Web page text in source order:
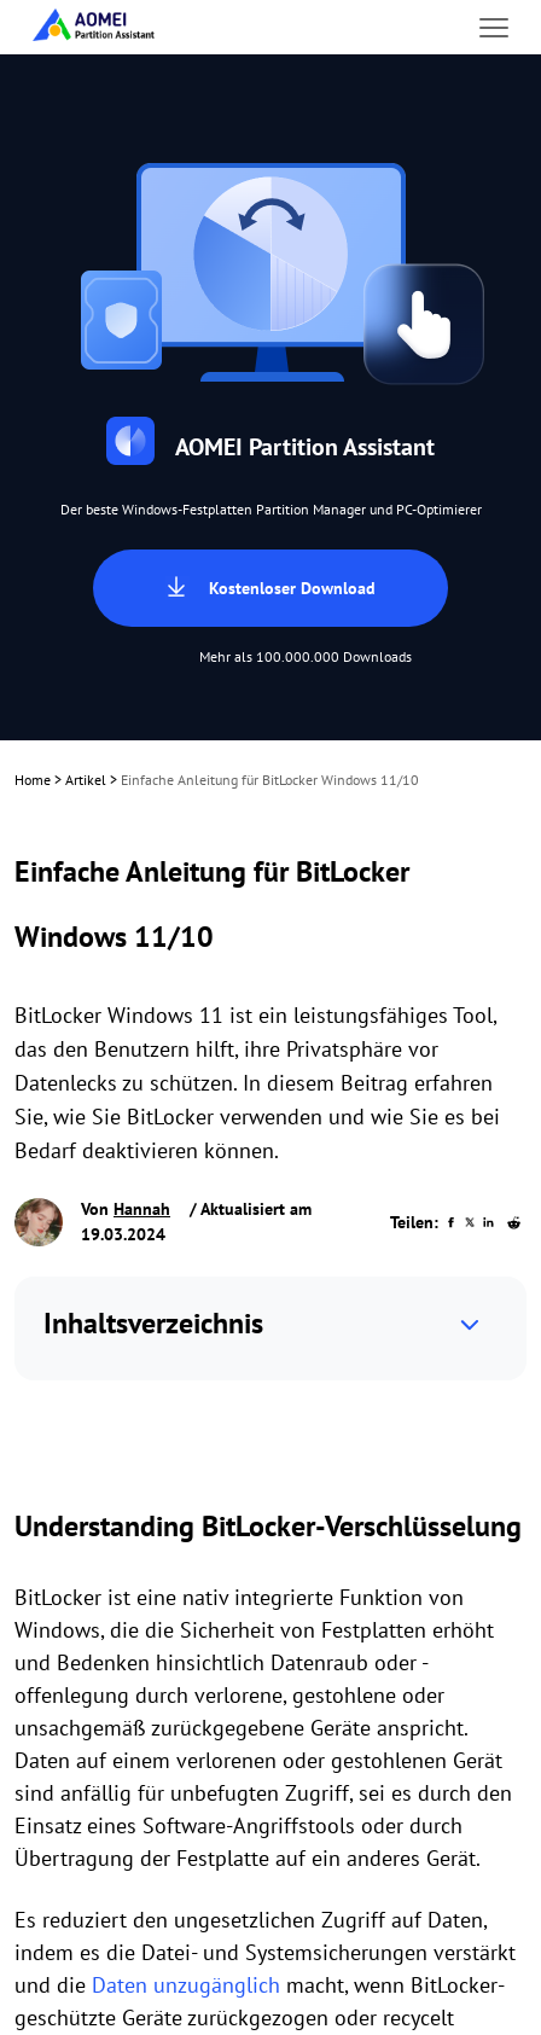
AOMEI Partition Assistant
Der beste Windows-Festplatten Partition Manager und PC-Optimierer
Kostenloser Download
Mehr als 100.000.000 Downloads
Home > Artikel > Einfache Anleitung für BitLocker Windows 11/10
Einfache Anleitung für BitLocker
Windows 11/10
BitLocker Windows 11 ist ein leistungsfähiges Tool,
das den Benutzern hilft, ihre Privatsphäre vor
Datenlecks zu schützen. In diesem Beitrag erfahren
Sie, wie Sie BitLocker verwenden und wie Sie es bei
Bedarf deaktivieren können.
Von Hannah
/ Aktualisiert am
19.03.2024
Teilen:
Inhaltsverzeichnis
Understanding BitLocker-Verschlüsselung
BitLocker ist eine nativ integrierte Funktion von
Windows, die die Sicherheit von Festplatten erhöht
und Bedenken hinsichtlich Datenraub oder -
offenlegung durch verlorene, gestohlene oder
unsachgemäß zurückgegebene Geräte anspricht.
Daten auf einem verlorenen oder gestohlenen Gerät
sind anfällig für unbefugten Zugriff, sei es durch den
Einsatz eines Software-Angriffstools oder durch
Übertragung der Festplatte auf ein anderes Gerät.
Es reduziert den ungesetzlichen Zugriff auf Daten,
indem es die Datei- und Systemsicherungen verstärkt
und die Daten unzugänglich macht, wenn BitLocker-
geschützte Geräte zurückgezogen oder recycelt